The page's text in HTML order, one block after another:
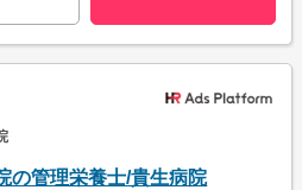
の管理栄養士/貴生病院